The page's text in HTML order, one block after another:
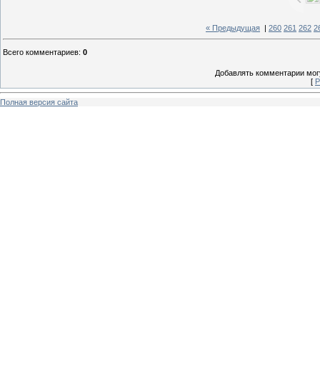
« Предыдущая 260 261 262
Всего комментариев: 0
Добавлять комментарии
[
Полная версия сайта